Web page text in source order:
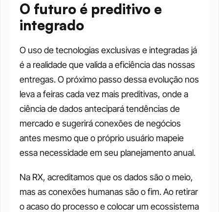
O futuro é preditivo e
integrado
O uso de tecnologias exclusivas e integradas já
é a realidade que valida a eficiência das nossas
entregas. O próximo passo dessa evolução nos
leva a feiras cada vez mais preditivas, onde a
ciência de dados antecipará tendências de
mercado e sugerirá conexões de negócios
antes mesmo que o próprio usuário mapeie
essa necessidade em seu planejamento anual.
Na RX, acreditamos que os dados são o meio,
mas as conexões humanas são o fim. Ao retirar
o acaso do processo e colocar um ecossistema